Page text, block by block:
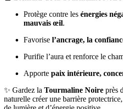
Protège contre les énergies
mauvais œil.
Favorise l’ancrage, la
Purifie l’aura et renforce le
Apporte paix intérieure,
✨ Gardez la Tourmaline Noire près
naturelle créer une barrière